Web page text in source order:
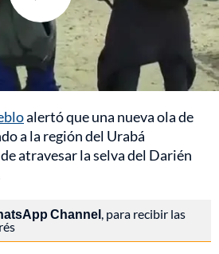
alertó que una nueva ola de
a la región del Urabá
atravesar la selva del Darién
Channel , para recibir las